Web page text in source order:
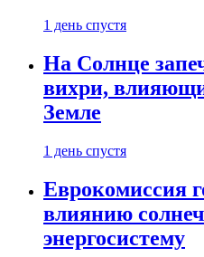
1 день спустя
На Солнце
вихри,
Земле
1 день спустя
Еврокомиссия
влиянию
энергосистему